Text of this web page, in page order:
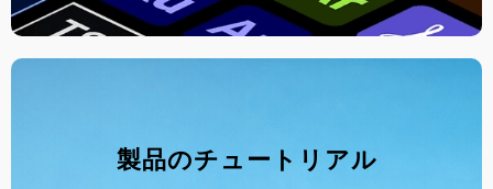
製品のチュートリアル